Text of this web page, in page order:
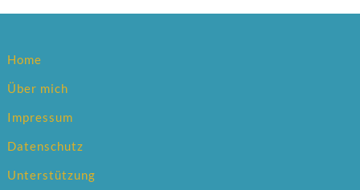
Home
Über mich
Impressum
Datenschutz
Unterstützung